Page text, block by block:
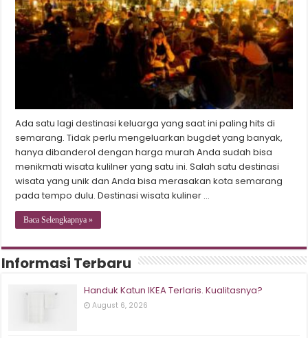
Ada satu lagi destinasi keluarga yang saat ini paling hits di
semarang. Tidak perlu mengeluarkan bugdet yang banyak,
hanya dibanderol dengan harga murah Anda sudah bisa
menikmati wisata kulilner yang satu ini. Salah satu destinasi
wisata yang unik dan Anda bisa merasakan kota semarang
pada tempo dulu. Destinasi wisata kuliner …
Baca Selengkapnya »
Informasi Terbaru
Handuk Katun IKEA Terlaris. Kualitasnya?
August 6, 2026